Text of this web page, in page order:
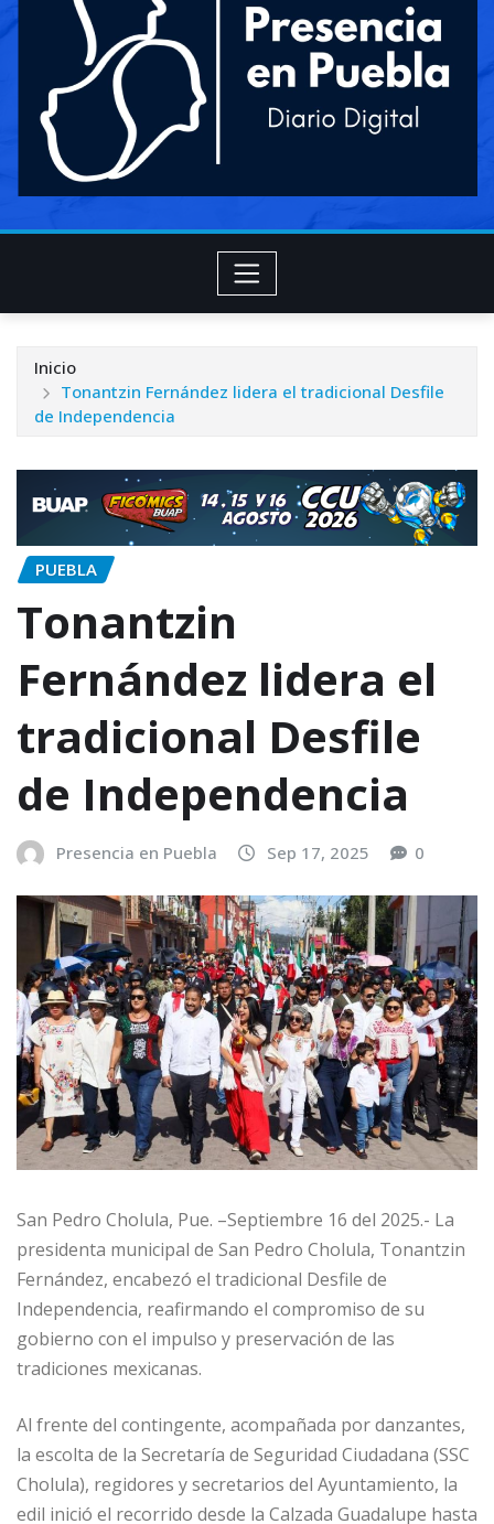
Inicio
Tonantzin Fernández lidera el tradicional Desfile
de Independencia
PUEBLA
Tonantzin
Fernández lidera el
tradicional Desfile
de Independencia
Presencia en Puebla Sep 17, 2025 0
San Pedro Cholula, Pue. –Septiembre 16 del 2025.- La
presidenta municipal de San Pedro Cholula, Tonantzin
Fernández, encabezó el tradicional Desfile de
Independencia, reafirmando el compromiso de su
gobierno con el impulso y preservación de las
tradiciones mexicanas.
Al frente del contingente, acompañada por danzantes,
la escolta de la Secretaría de Seguridad Ciudadana (SSC
Cholula), regidores y secretarios del Ayuntamiento, la
edil inició el recorrido desde la Calzada Guadalupe hasta